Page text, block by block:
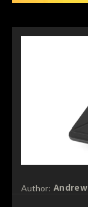
Author: Andrew